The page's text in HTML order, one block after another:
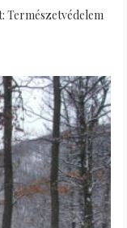
Természetvédelem